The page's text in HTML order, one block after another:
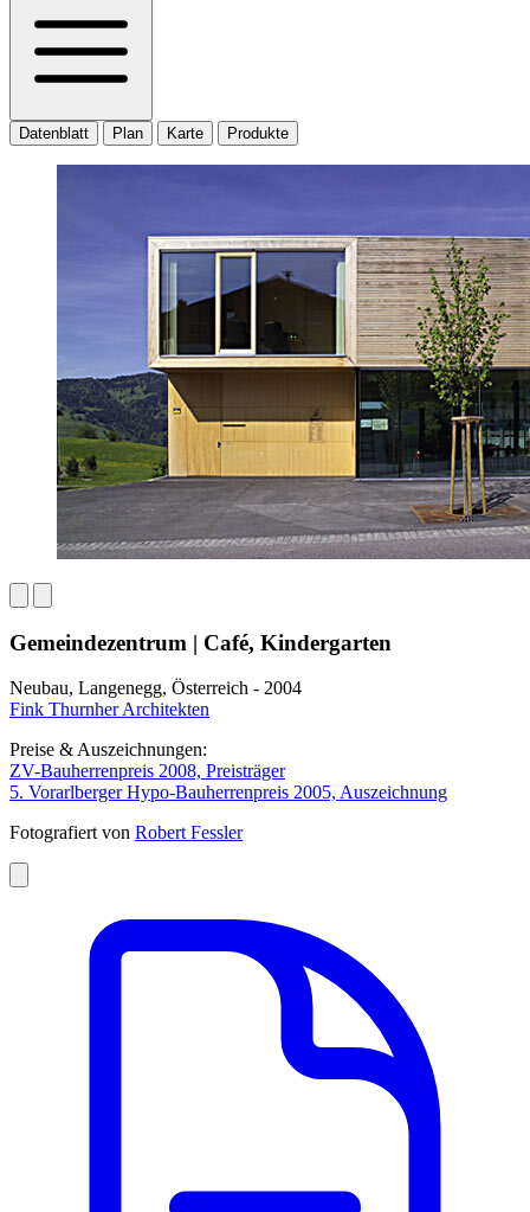
Datenblatt Plan Karte Produkte
Gemeindezentrum | Café, Kindergarten
Neubau, Langenegg, Österreich - 2004
Fink Thurnher Architekten
Preise & Auszeichnungen:
ZV-Bauherrenpreis 2008, Preisträger
5. Vorarlberger Hypo-Bauherrenpreis 2005, Auszeichnung
Fotografiert von Robert Fessler